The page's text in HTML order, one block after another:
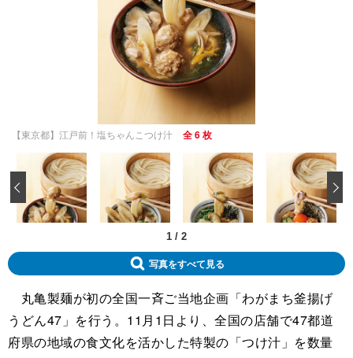
【東京都】江戸前！塩ちゃんこつけ汁 全 6 枚
1 / 2
‹
写真をすべて見る
丸亀製麺が初の全国一斉ご当地企画「わがまち釜揚げ
うどん47」を行う。11月1日より、全国の店舗で47都道
府県の地域の食文化を活かした特製の「つけ汁」を数量